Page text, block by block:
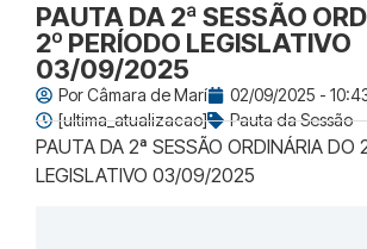
PAUTA DA 2ª SESSÃO
2º PERÍODO LEGISLATIVO
03/09/2025
PorCâmara de Marí
02/09/2025 -
[ultima_atualizacao]
Pauta da Sessão
PAUTA DA 2ª SESSÃO ORDINÁRIA DO
LEGISLATIVO 03/09/2025